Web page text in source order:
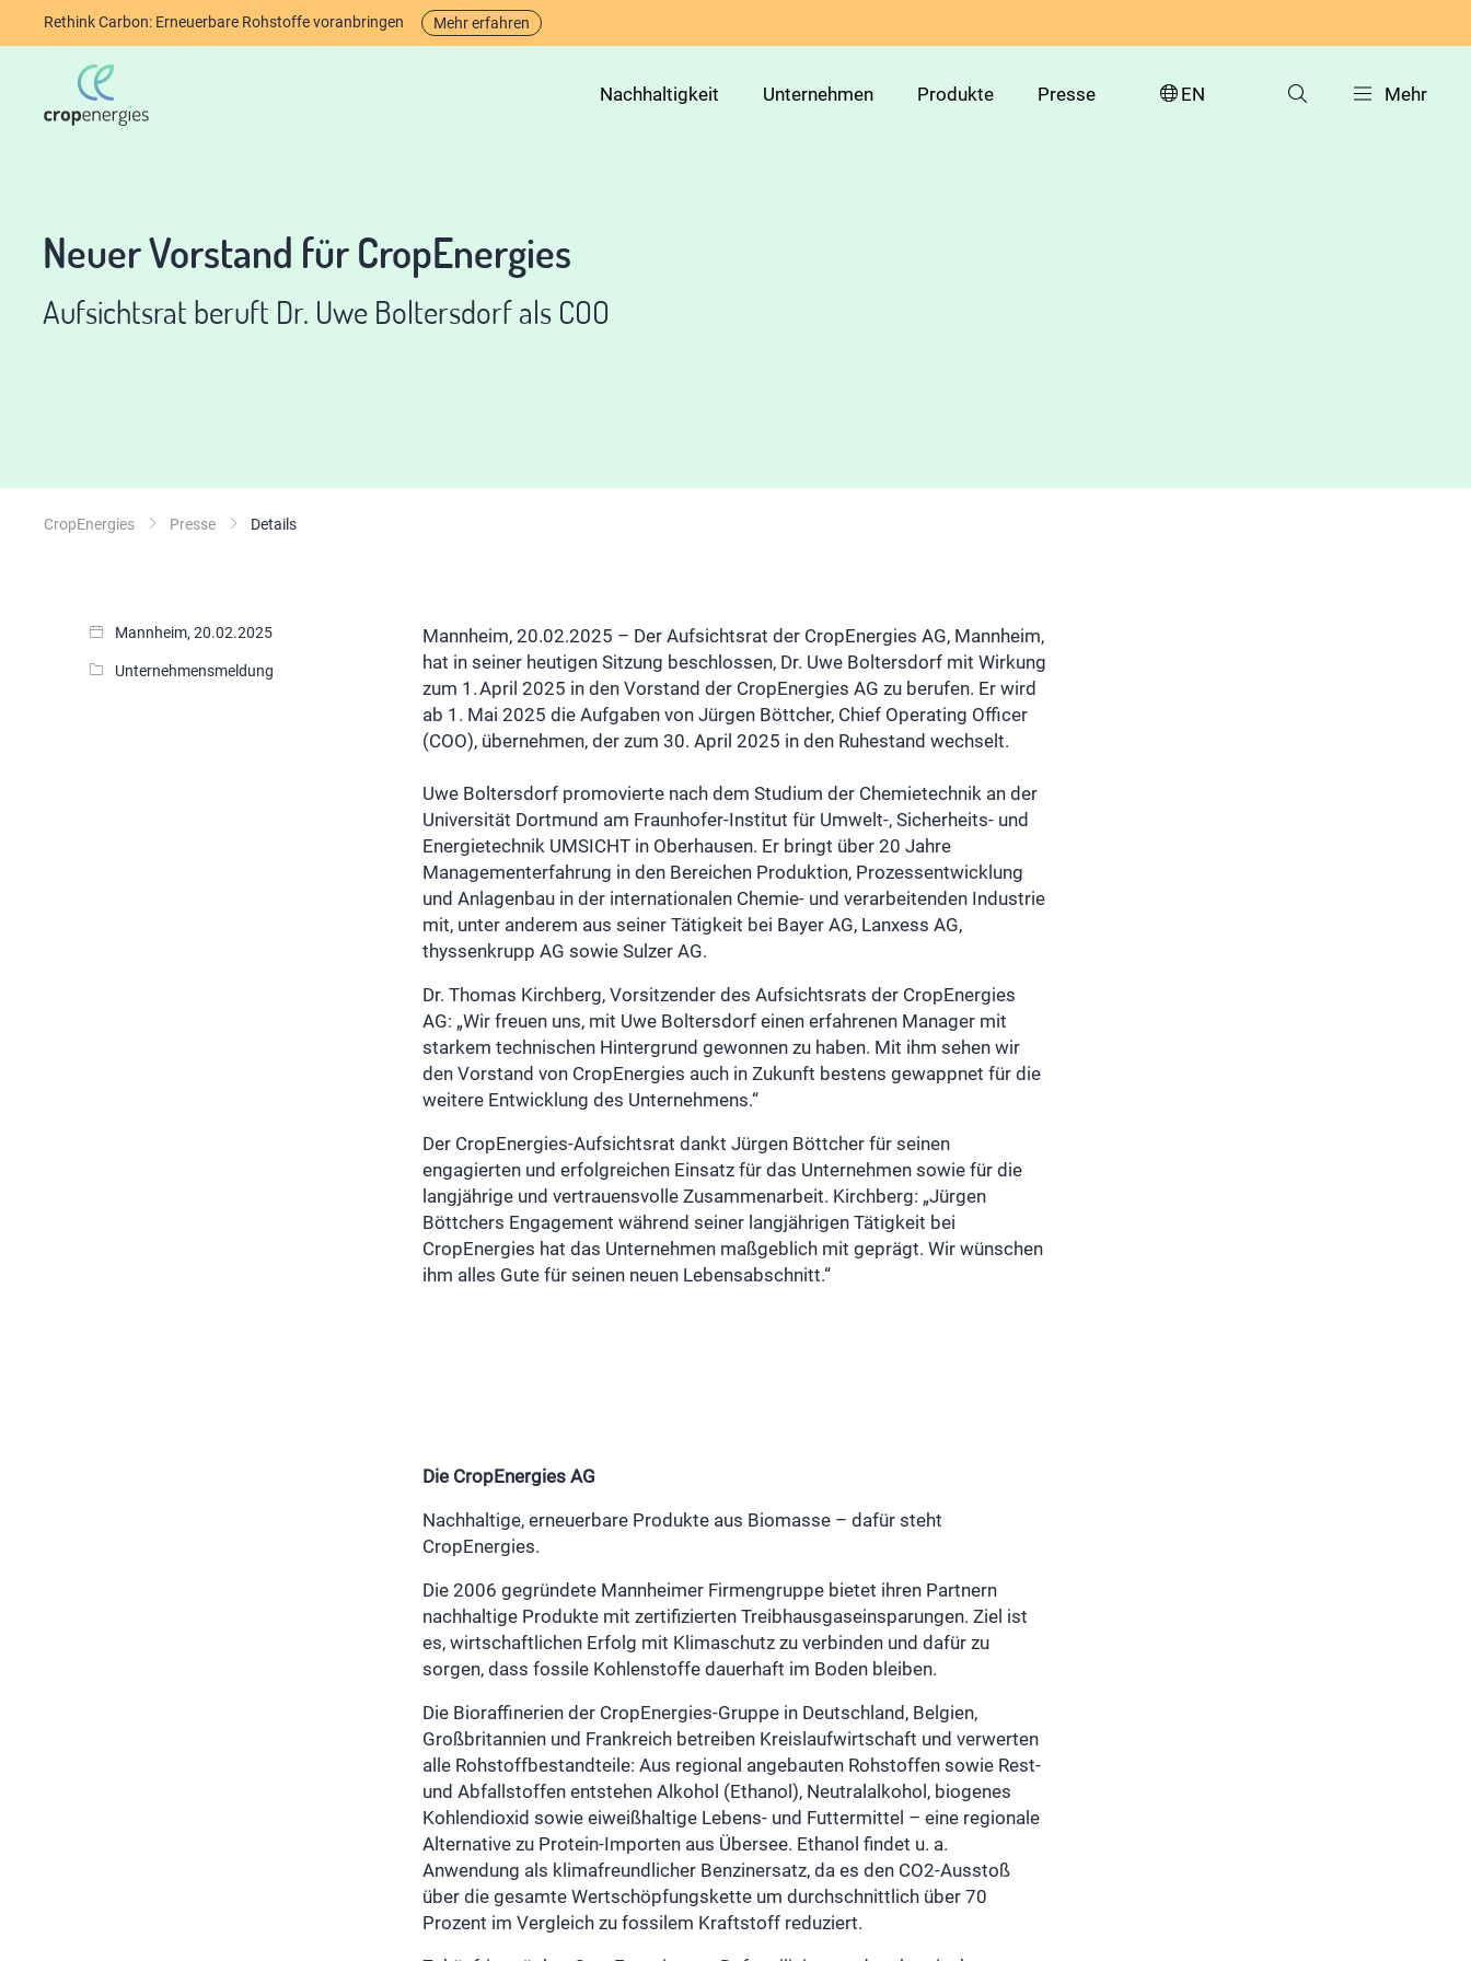
Rethink Carbon: Erneuerbare Rohstoffe voranbringen Mehr erfahren
Nachhaltigkeit Unternehmen Produkte Presse EN Mehr
Neuer Vorstand für CropEnergies
Aufsichtsrat beruft Dr. Uwe Boltersdorf als COO
CropEnergies Presse Details
Mannheim, 20.02.2025
Unternehmensmeldung
Mannheim, 20.02.2025 – Der Aufsichtsrat der CropEnergies AG, Mannheim,
hat in seiner heutigen Sitzung beschlossen, Dr. Uwe Boltersdorf mit Wirkung
zum 1. April 2025 in den Vorstand der CropEnergies AG zu berufen. Er wird
ab 1. Mai 2025 die Aufgaben von Jürgen Böttcher, Chief Operating Officer
(COO), übernehmen, der zum 30. April 2025 in den Ruhestand wechselt.
Uwe Boltersdorf promovierte nach dem Studium der Chemietechnik an der
Universität Dortmund am Fraunhofer-Institut für Umwelt-, Sicherheits- und
Energietechnik UMSICHT in Oberhausen. Er bringt über 20 Jahre
Managementerfahrung in den Bereichen Produktion, Prozessentwicklung
und Anlagenbau in der internationalen Chemie- und verarbeitenden Industrie
mit, unter anderem aus seiner Tätigkeit bei Bayer AG, Lanxess AG,
thyssenkrupp AG sowie Sulzer AG.
Dr. Thomas Kirchberg, Vorsitzender des Aufsichtsrats der CropEnergies
AG: „Wir freuen uns, mit Uwe Boltersdorf einen erfahrenen Manager mit
starkem technischen Hintergrund gewonnen zu haben. Mit ihm sehen wir
den Vorstand von CropEnergies auch in Zukunft bestens gewappnet für die
weitere Entwicklung des Unternehmens.“
Der CropEnergies-Aufsichtsrat dankt Jürgen Böttcher für seinen
engagierten und erfolgreichen Einsatz für das Unternehmen sowie für die
langjährige und vertrauensvolle Zusammenarbeit. Kirchberg: „Jürgen
Böttchers Engagement während seiner langjährigen Tätigkeit bei
CropEnergies hat das Unternehmen maßgeblich mit geprägt. Wir wünschen
ihm alles Gute für seinen neuen Lebensabschnitt.“
Die CropEnergies AG
Nachhaltige, erneuerbare Produkte aus Biomasse – dafür steht
CropEnergies.
Die 2006 gegründete Mannheimer Firmengruppe bietet ihren Partnern
nachhaltige Produkte mit zertifizierten Treibhausgaseinsparungen. Ziel ist
es, wirtschaftlichen Erfolg mit Klimaschutz zu verbinden und dafür zu
sorgen, dass fossile Kohlenstoffe dauerhaft im Boden bleiben.
Die Bioraffinerien der CropEnergies-Gruppe in Deutschland, Belgien,
Großbritannien und Frankreich betreiben Kreislaufwirtschaft und verwerten
alle Rohstoffbestandteile: Aus regional angebauten Rohstoffen sowie Rest-
und Abfallstoffen entstehen Alkohol (Ethanol), Neutralalkohol, biogenes
Kohlendioxid sowie eiweißhaltige Lebens- und Futtermittel – eine regionale
Alternative zu Protein-Importen aus Übersee. Ethanol findet u. a.
Anwendung als klimafreundlicher Benzinersatz, da es den CO2-Ausstoß
über die gesamte Wertschöpfungskette um durchschnittlich über 70
Prozent im Vergleich zu fossilem Kraftstoff reduziert.